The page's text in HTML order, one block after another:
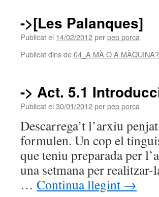
->[Les Palanques]
Publicat el 14/02/2012perpep porca
Publicat dins de04_A MÀ O A MÀQUINA?
-> Act. 5.1
Publicat el 30/01/2012perpep porca
Descarrega’t l’arxiu
formulen. Un cop el
que teniu preparada per
una setmana per
… Continua llegint →